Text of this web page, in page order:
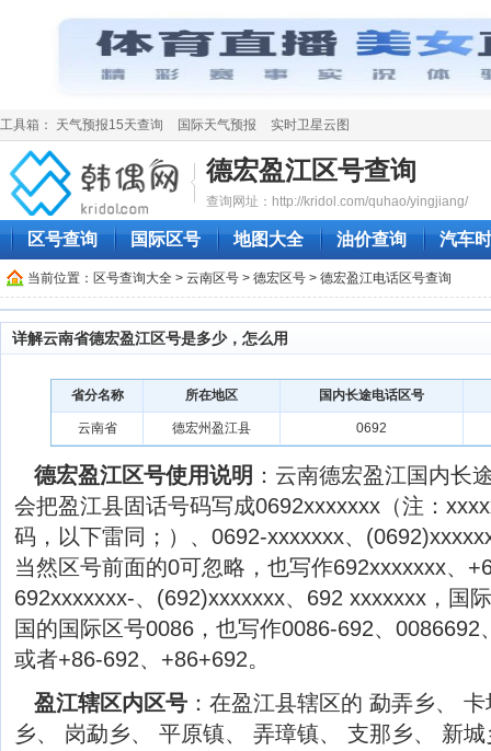
工具箱： 天气预报15天查询 国际天气预报 实时卫星云图
德宏盈江区号查询
查询网址：http://kridol.com/quhao/yingjiang/
区号查询 国际区号 地图大全 油价查询 汽车
当前位置： 区号查询大全 > 云南区号 > 德宏区号 > 德宏盈江电话区号查询
详解云南省德宏盈江区号是多少，怎么用
省分名称 所在地区 国内长途电话区号
云南省 德宏州盈江县 0692
德宏盈江区号使用说明 ：云南德宏盈江国内长
会把盈江县固话号码写成0692xxxxxxx（注：
码，以下雷同；）、0692-xxxxxxx、
当然区号前面的0可忽略，也写作692xxxxxxx、
692xxxxxxx-、(692)xxxxxxx、692 xxxxxxx，国
国的国际区号0086，也写作0086-692、0086692
或者+86-692、+86+692。
盈江辖区内区号 ：在盈江县辖区的 勐弄乡、
乡、 岗勐乡、 平原镇、 弄璋镇、 支那乡、 新